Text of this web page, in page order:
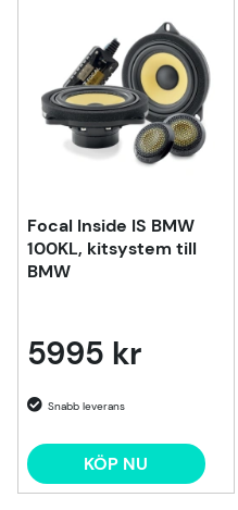
Focal Inside IS BMW
100KL, kitsystem till
BMW
5995 kr
KÖP NU